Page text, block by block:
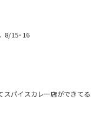
8/15･16
スパイスカレー店ができてる